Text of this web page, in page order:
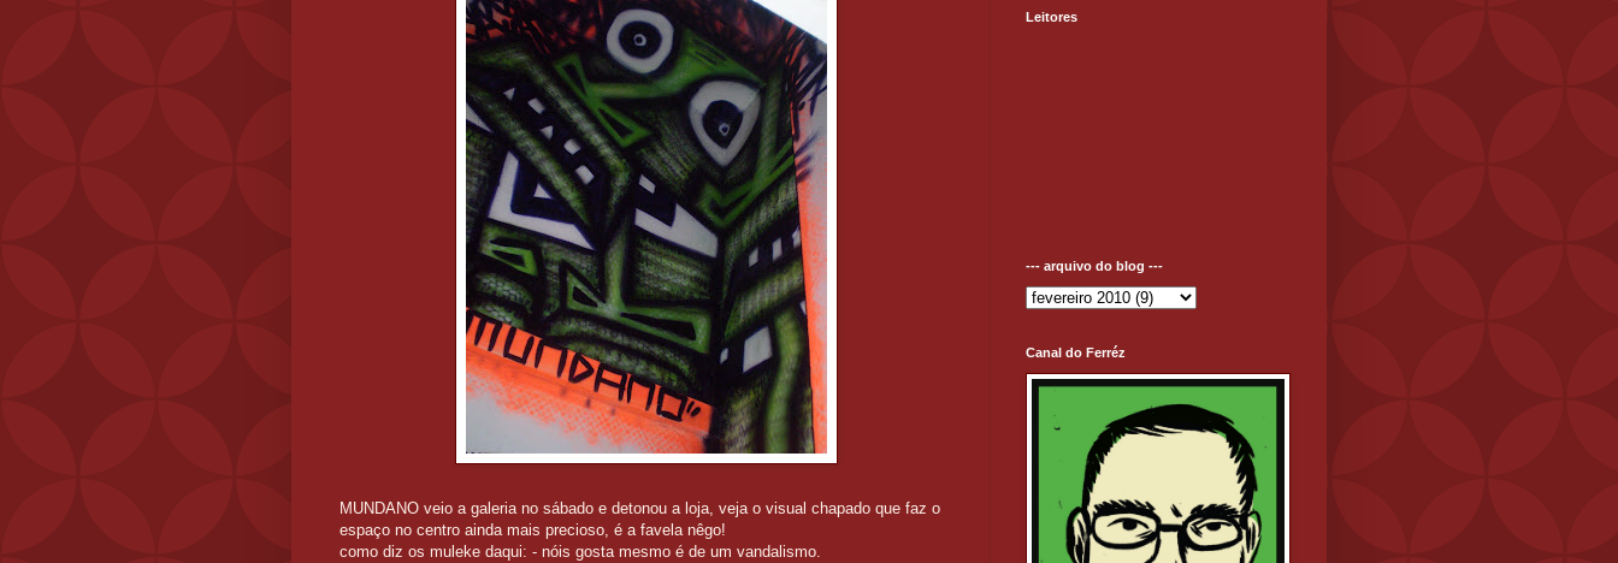
MUNDANO veio a galeria no sábado e detonou a loja, veja o visual chapado que faz o
espaço no centro ainda mais precioso, é a favela nêgo!
como diz os muleke daqui: - nóis gosta mesmo é de um vandalismo.
Leitores
--- arquivo do blog ---
Canal do Ferréz